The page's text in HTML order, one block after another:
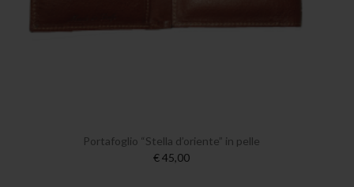
Portafoglio “Stella d’oriente” in pelle
€ 45,00